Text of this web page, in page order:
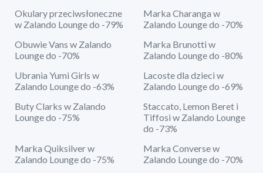
Okulary przeciwsłoneczne
w Zalando Lounge do -79%
Marka Charanga w
Zalando Lounge do -70%
Obuwie Vans w Zalando
Lounge do -70%
Marka Brunotti w
Zalando Lounge do -80%
Ubrania Yumi Girls w
Zalando Lounge do -63%
Lacoste dla dzieci w
Zalando Lounge do -69%
Buty Clarks w Zalando
Lounge do -75%
Staccato, Lemon Beret i
Tiffosi w Zalando Lounge
do -73%
Marka Quiksilver w
Zalando Lounge do -75%
Marka Converse w
Zalando Lounge do -70%